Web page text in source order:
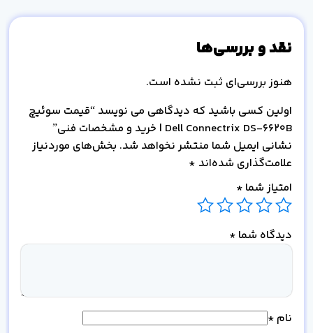
نقد و بررسی‌ها
هنوز بررسی‌ای ثبت نشده است.
اولین کسی باشید که دیدگاهی می نویسد “قیمت سوئیچ
Dell Connectrix DS-6620B | خرید و مشخصات فنی”
نشانی ایمیل شما منتشر نخواهد شد. بخش‌های موردنیاز
علامت‌گذاری شده‌اند *
امتیاز شما *
دیدگاه شما *
نام *